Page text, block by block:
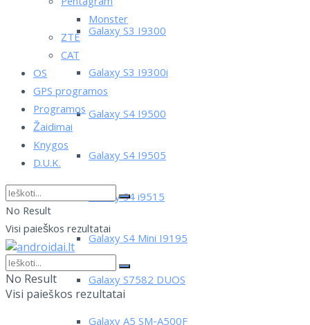
Galaxy S3 I9300
Galaxy S3 I9300i
Galaxy S4 I9500
Galaxy S4 I9505
Galaxy S4 i9515
Galaxy S4 Mini I9195
Galaxy S7582 DUOS
Monster
ZTE
CAT
OS
GPS programos
Programos
Žaidimai
Knygos
D.U.K.
No Result
Visi paieškos rezultatai
No Result
Visi paieškos rezultatai